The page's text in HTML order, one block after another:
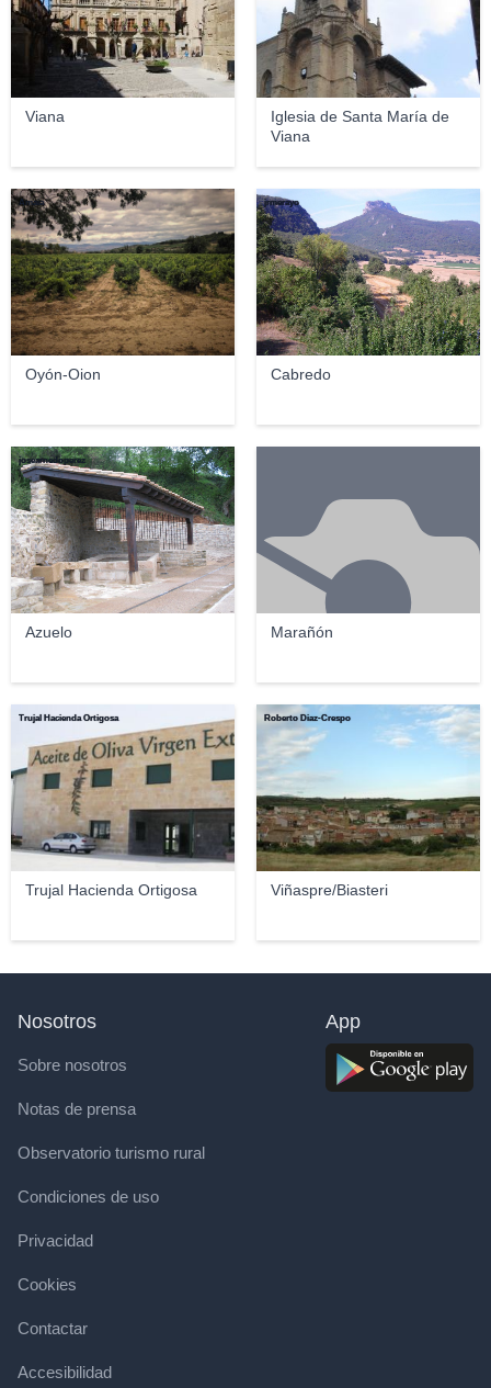
Viana
Iglesia de Santa María de
Viana
Oyón-Oion
Amaia
Cabredo
jrmerayo
Azuelo
josearnedoperez
Marañón
Trujal Hacienda Ortigosa
Trujal Hacienda Ortigosa
Viñaspre/Biasteri
Roberto Diaz-Crespo
Nosotros
Sobre nosotros
Notas de prensa
Observatorio turismo rural
Condiciones de uso
Privacidad
Cookies
Contactar
Accesibilidad
App